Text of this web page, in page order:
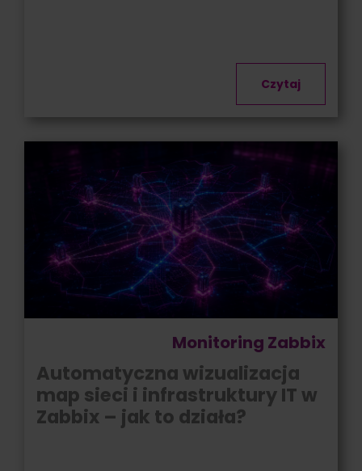
Czytaj
Monitoring Zabbix
Automatyczna wizualizacja
map sieci i infrastruktury IT w
Zabbix – jak to działa?